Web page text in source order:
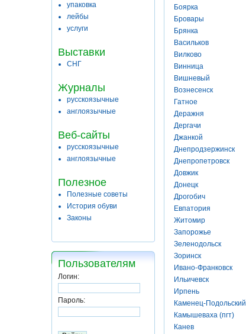
упаковка
лейбы
услуги
Выставки
СНГ
Журналы
русскоязычные
англоязычные
Веб-сайты
русскоязычные
англоязычные
Полезное
Полезные советы
История обуви
Законы
Пользователям
Логин:
Пароль:
Боярка
Бровары
Брянка
Васильков
Вилково
Винница
Вишневый
Вознесенск
Гатное
Деражня
Дергачи
Джанкой
Днепродзержинск
Днепропетровск
Довжик
Донецк
Дрогобич
Евпатория
Житомир
Запорожье
Зеленодольск
Зоринск
Ивано-Франковск
Ильичевск
Ирпень
Каменец-Подольский
Камышеваха (пгт)
Канев